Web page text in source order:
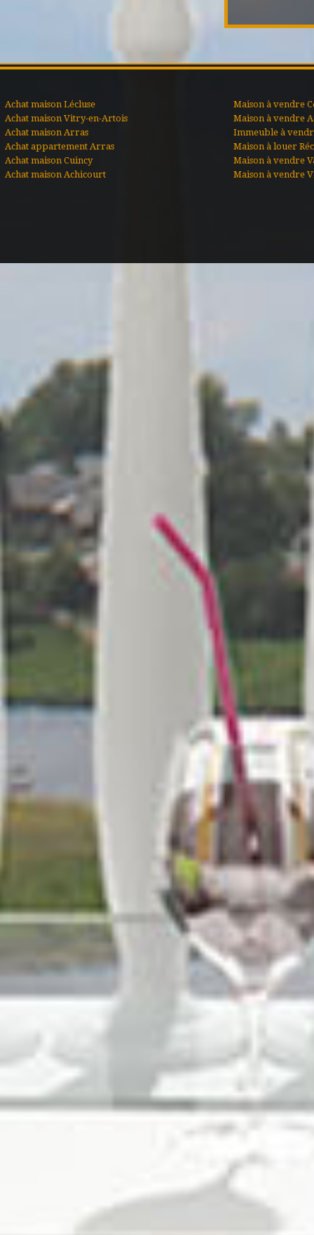
Achat maison Lécluse
Achat maison Vitry-en-Artois
Achat maison Arras
Achat appartement Arras
Achat maison Cuincy
Achat maison Achicourt
Maison à vendre
Maison à vendre
Immeuble à
Maison à louer
Maison à vendre
Maison à vendre